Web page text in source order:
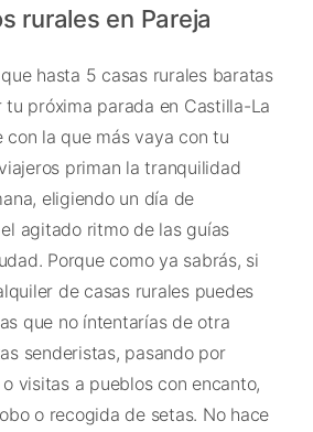
rurales en Pareja
que hasta 5 casas rurales baratas
tu próxima parada en Castilla-La
con la que más vaya con tu
priman la tranquilidad
eligiendo un día de
agitado ritmo de las guías
Porque como ya sabrás, si
de casas rurales puedes
que no íntentarías de otra
senderistas, pasando por
visitas a pueblos con encanto,
o recogida de setas. No hace